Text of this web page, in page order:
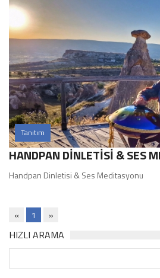
Tanıtım
HANDPAN DİNLETİSİ & SES
Handpan Dinletisi & Ses Meditasyonu
« 1 »
HIZLI ARAMA